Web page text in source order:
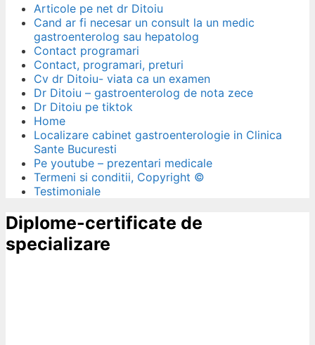
Articole pe net dr Ditoiu
Cand ar fi necesar un consult la un medic
gastroenterolog sau hepatolog
Contact programari
Contact, programari, preturi
Cv dr Ditoiu- viata ca un examen
Dr Ditoiu – gastroenterolog de nota zece
Dr Ditoiu pe tiktok
Home
Localizare cabinet gastroenterologie in Clinica
Sante Bucuresti
Pe youtube – prezentari medicale
Termeni si conditii, Copyright ©
Testimoniale
Diplome-certificate de
specializare